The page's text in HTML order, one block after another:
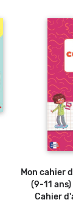
Mon cahier
(9-11
Cahier